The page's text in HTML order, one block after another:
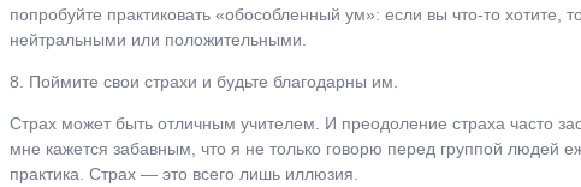
попробуйте практиковать «обособленный ум»: если вы что-то
нейтральными или положительными.
8. Поймите свои страхи и будьте благодарны им.
Страх может быть отличным учителем. И преодоление страха часто
мне кажется забавным, что я не только говорю перед группой людей
практика. Страх — это всего лишь иллюзия.